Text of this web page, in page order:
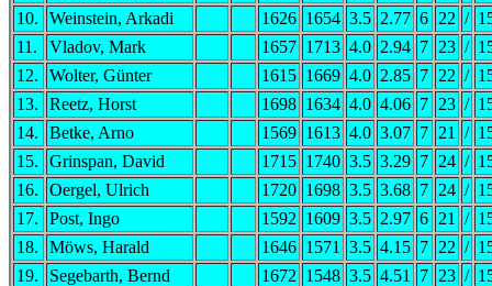
10.
Weinstein, Arkadi 1626 1654 3.5 2.77 6 22 /
11.
Vladov, Mark 1657 1713 4.0 2.94 7 23 /
12.
Wolter, Günter 1615 1669 4.0 2.85 7 22 /
13.
Reetz, Horst 1698 1634 4.0 4.06 7 23 /
14.
Betke, Arno 1569 1613 4.0 3.07 7 21 /
15.
Grinspan, David 1715 1740 3.5 3.29 7 24 /
16.
Oergel, Ulrich 1720 1698 3.5 3.68 7 24 /
17.
Post, Ingo 1592 1609 3.5 2.97 6 21 /
18.
Möws, Harald 1646 1571 3.5 4.15 7 22 /
19.
Segebarth, Bernd 1672 1548 3.5 4.51 7 23 /